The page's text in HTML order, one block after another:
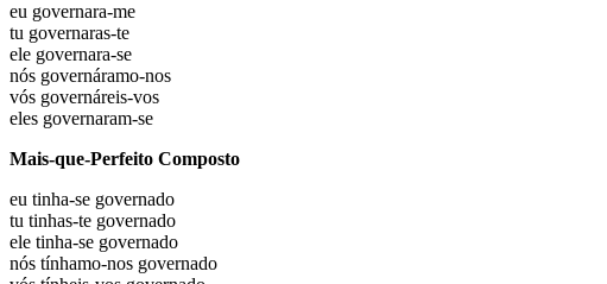
eu governara-me
tu governaras-te
ele governara-se
nós governáramo-nos
vós governáreis-vos
eles governaram-se
Mais-que-Perfeito Composto
eu tinha-se governado
tu tinhas-te governado
ele tinha-se governado
nós tínhamo-nos governado